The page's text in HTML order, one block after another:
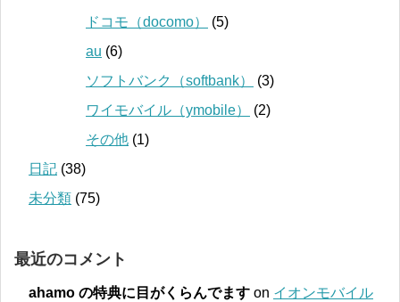
ドコモ（docomo）
(5)
au (6)
ソフトバンク（softbank）
(3)
ワイモバイル（ymobile）
(2)
その他 (1)
日記 (38)
未分類 (75)
最近のコメント
ahamo の特典に目がくらんでます on イオンモバイル